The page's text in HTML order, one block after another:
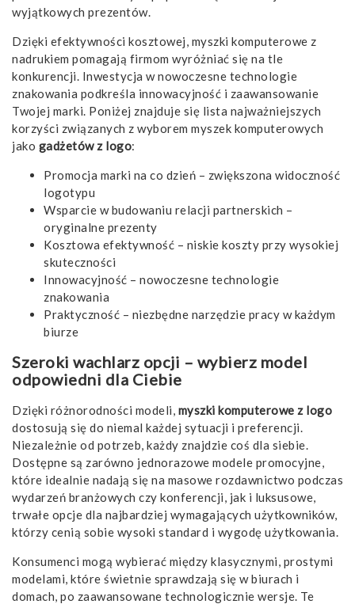
wyjątkowych prezentów.
Dzięki efektywności kosztowej, myszki komputerowe z
nadrukiem pomagają firmom wyróżniać się na tle
konkurencji. Inwestycja w nowoczesne technologie
znakowania podkreśla innowacyjność i zaawansowanie
Twojej marki. Poniżej znajduje się lista najważniejszych
korzyści związanych z wyborem myszek komputerowych
jako gadżetów z logo:
Promocja marki na co dzień – zwiększona widoczność
logotypu
Wsparcie w budowaniu relacji partnerskich –
oryginalne prezenty
Kosztowa efektywność – niskie koszty przy wysokiej
skuteczności
Innowacyjność – nowoczesne technologie
znakowania
Praktyczność – niezbędne narzędzie pracy w każdym
biurze
Szeroki wachlarz opcji – wybierz model
odpowiedni dla Ciebie
Dzięki różnorodności modeli, myszki komputerowe z logo
dostosują się do niemal każdej sytuacji i preferencji.
Niezależnie od potrzeb, każdy znajdzie coś dla siebie.
Dostępne są zarówno jednorazowe modele promocyjne,
które idealnie nadają się na masowe rozdawnictwo podczas
wydarzeń branżowych czy konferencji, jak i luksusowe,
trwałe opcje dla najbardziej wymagających użytkowników,
którzy cenią sobie wysoki standard i wygodę użytkowania.
Konsumenci mogą wybierać między klasycznymi, prostymi
modelami, które świetnie sprawdzają się w biurach i
domach, po zaawansowane technologicznie wersje. Te